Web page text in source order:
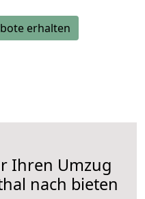
erhalten
Ihren Umzug
nach bieten